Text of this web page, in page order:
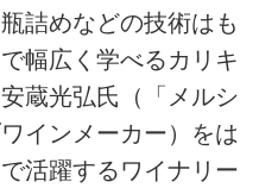
詰めなどの技術はも
幅広く学べるカリキ
蔵光弘氏（「メルシ
インメーカー）をは
活躍するワイナリー